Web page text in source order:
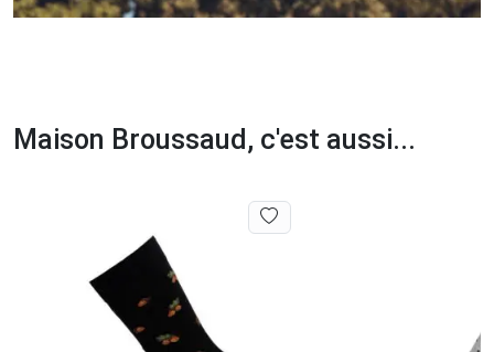
Maison Broussaud, c'est aussi...